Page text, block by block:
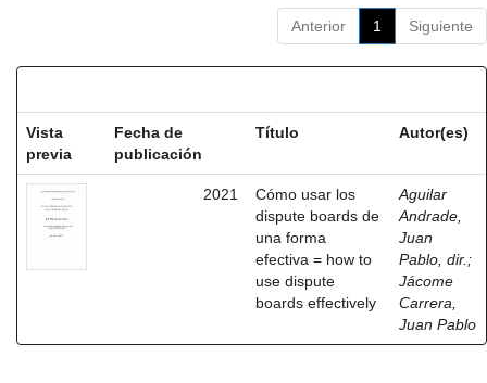
Anterior 1 Siguiente
Vista
previa
Fecha de
publicación
Título Autor(es)
2021
Cómo usar los
dispute boards de
una forma
efectiva = how to
use dispute
boards effectively
Aguilar
Andrade,
Juan
Pablo, dir. ;
Jácome
Carrera,
Juan Pablo